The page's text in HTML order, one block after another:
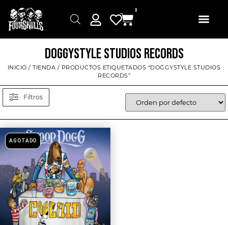
0
DOGGYSTYLE STUDIOS RECORDS
INICIO /TIENDA / PRODUCTOS ETIQUETADOS “DOGGYSTYLE STUDIOS
RECORDS”
Filtros
AGOTADO